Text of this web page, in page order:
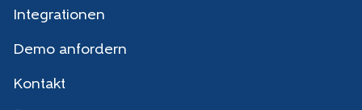
Integrationen
Demo anfordern
Kontakt